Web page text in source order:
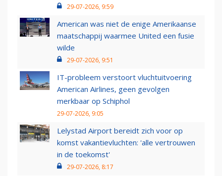
29-07-2026, 9:59
American was niet de enige Amerikaanse
maatschappij waarmee United een fusie
wilde
29-07-2026, 9:51
IT-probleem verstoort vluchtuitvoering
American Airlines, geen gevolgen
merkbaar op Schiphol
29-07-2026, 9:05
Lelystad Airport bereidt zich voor op
komst vakantievluchten: 'alle vertrouwen
in de toekomst'
29-07-2026, 8:17